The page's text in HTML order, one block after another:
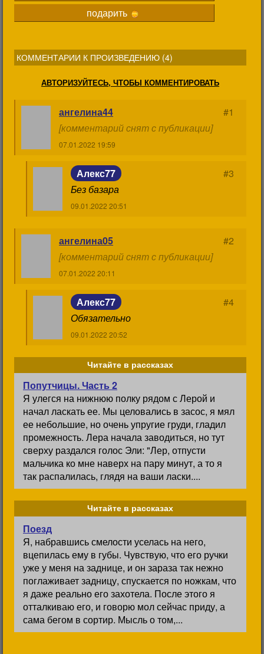
подарить
КОММЕНТАРИИ К ПРОИЗВЕДЕНИЮ (4)
АВТОРИЗУЙТЕСЬ, ЧТОБЫ КОММЕНТИРОВАТЬ
ангелина44
#1
[комментарий снят с публикации]
07.01.2022 19:59
Алекс77
#3
Без базара
09.01.2022 20:51
ангелина05
#2
[комментарий снят с публикации]
07.01.2022 20:11
Алекс77
#4
Обязательно
09.01.2022 20:52
Читайте в рассказах
Попутчицы. Часть 2
Я улегся на нижнюю полку рядом с Лерой и
начал ласкать ее. Мы целовались в засос, я мял
ее небольшие, но очень упругие груди, гладил
промежность. Лера начала заводиться, но тут
сверху раздался голос Эли: "Лер, отпусти
мальчика ко мне наверх на пару минут, а то я
так распалилась, глядя на ваши ласки....
Читайте в рассказах
Поезд
Я, набравшись смелости уселась на него,
вцепилась ему в губы. Чувствую, что его ручки
уже у меня на заднице, и он зараза так нежно
поглаживает задницу, спускается по ножкам, что
я даже реально его захотела. После этого я
отталкиваю его, и говорю мол сейчас приду, а
сама бегом в сортир. Мысль о том,...